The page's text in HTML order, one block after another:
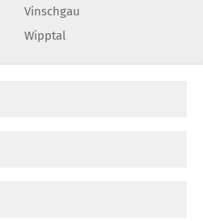
Vinschgau
Wipptal